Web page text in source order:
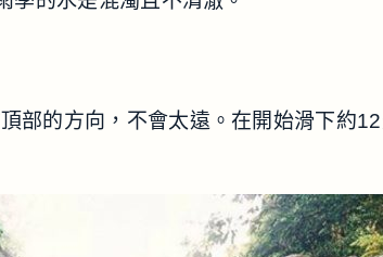
部的方向，不會太遠。在開始滑下約12